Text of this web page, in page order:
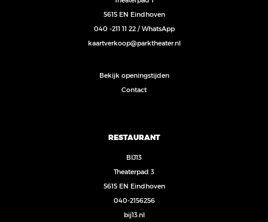
5615 EN Eindhoven
040 -211 11 22/WhatsApp
kaartverkoop@parktheater.nl
Bekijk openingstijden
Contact
RESTAURANT
BIJ13
Theaterpad 3
5615 EN Eindhoven
040-2156256
bij13.nl